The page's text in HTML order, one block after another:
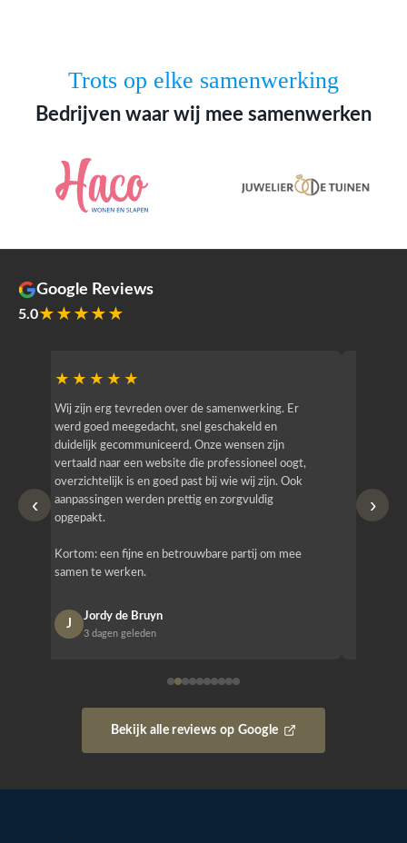
Trots op elke samenwerking
Bedrijven waar wij mee samenwerken
Google Reviews
5.0★★★★★
‹
★★★★★
Wij zijn erg tevreden over de samenwerking. Er
werd goed meegedacht, snel geschakeld en
duidelijk gecommuniceerd. Onze wensen zijn
vertaald naar een website die professioneel oogt,
overzichtelijk is en goed past bij wie wij zijn. Ook
aanpassingen werden prettig en zorgvuldig
opgepakt.
Kortom: een fijne en betrouwbare partij om mee
samen te werken.
J
Jordy de Bruyn
3 dagen geleden
›
Bekijk alle reviews op Google